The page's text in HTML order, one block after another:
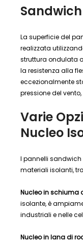
La superficie del
realizzata
struttura ondulata
la resistenza alla
eccezionalmente
pressione del
Varie
Nucleo
I pannelli
materiali isolanti,
Nucleo in schiuma
isolante, è
industriali e nelle
Nucleo in lana di